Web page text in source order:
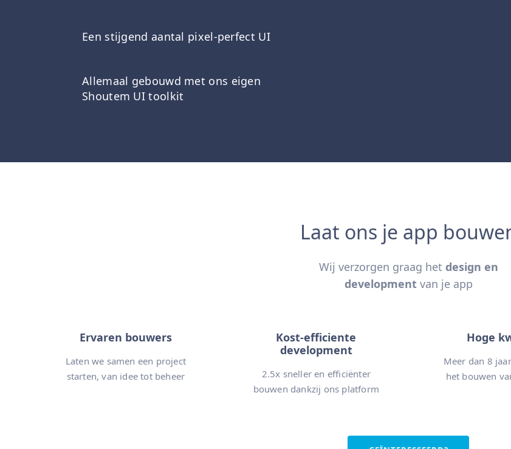
Een stijgend aantal pixel-perfect UI
Allemaal gebouwd met ons eigen
Shoutem UI toolkit
Laat ons je app
Wij verzorgen graag het design en
developmentvan je app
Ervaren bouwers
Laten we samen een project
starten, van idee tot beheer
Kost-efficiente
development
2.5x sneller en efficiënter
bouwen dankzij ons platform
Hoge
Meer dan 8
het bouwen